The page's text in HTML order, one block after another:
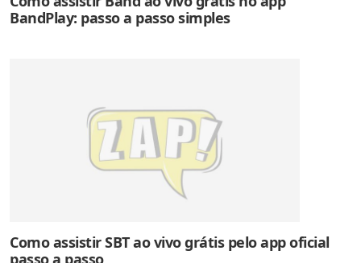
BandPlay: passo a passo simples
Como assistir SBT ao vivo grátis pelo app oficial
passo a passo